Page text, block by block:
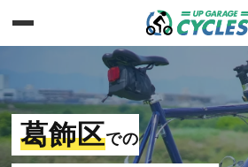
葛飾区での